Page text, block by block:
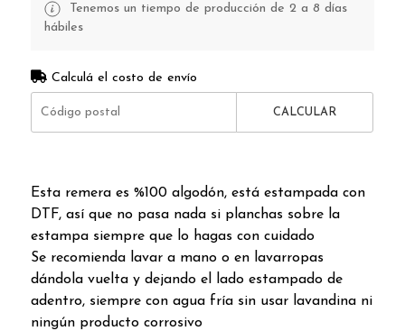
Tenemos un tiempo de producción de 2 a 8 días
hábiles
Calculá el costo de envío
CALCULAR
Esta remera es %100 algodón, está estampada con
DTF, así que no pasa nada si planchas sobre la
estampa siempre que lo hagas con cuidado
Se recomienda lavar a mano o en lavarropas
dándola vuelta y dejando el lado estampado de
adentro, siempre con agua fría sin usar lavandina ni
ningún producto corrosivo